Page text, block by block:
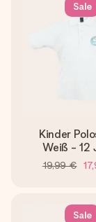
Sale
Kinder
Weiß - 12
19,99 €
Sale